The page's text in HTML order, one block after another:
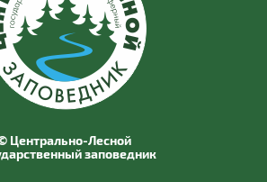
Центрально-Лесной
заповедник